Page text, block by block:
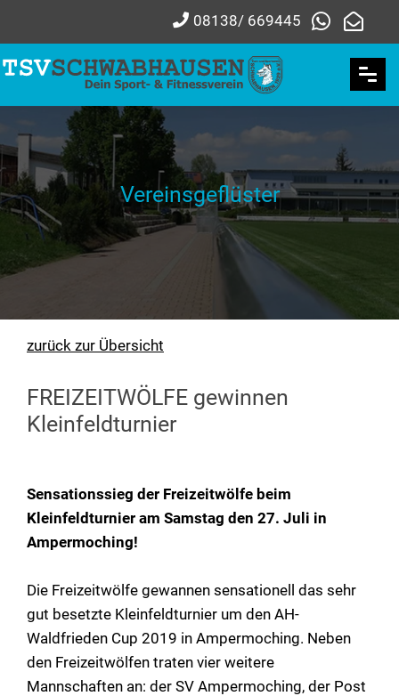
08138/ 669445
Vereinsgeflüster
zurück zur Übersicht
FREIZEITWÖLFE gewinnen
Kleinfeldturnier
Sensationssieg der Freizeitwölfe beim
Kleinfeldturnier am Samstag den 27. Juli in
Ampermoching!
Die Freizeitwölfe gewannen sensationell das sehr
gut besetzte Kleinfeldturnier um den AH-
Waldfrieden Cup 2019 in Ampermoching. Neben
den Freizeitwölfen traten vier weitere
Mannschaften an: der SV Ampermoching, der Post